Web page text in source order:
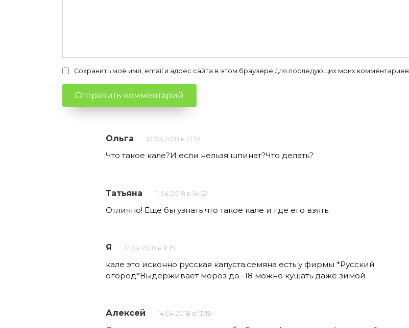
Сохранить моё имя, email и адрес сайта в этом браузере для последующих моих комментариев.
Ольга 10.04.2018 в 21:10
Что такое кале?И если нельзя шпинат?Что делать?
Татьяна 11.04.2018 в 14:52
Отлично! Еще бы узнать что такое кале и где его взять.
Я 12.04.2018 в 11:19
кале это исконно русская капуста.семяна есть у фирмы *Русский
огород*Выдерживает мороз до -18 можно кушать даже зимой
Алексей 14.04.2018 в 13:19